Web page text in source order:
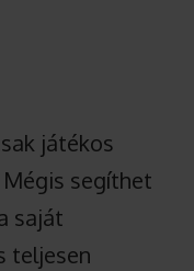
játékos
Mégis segíthet
saját
teljesen